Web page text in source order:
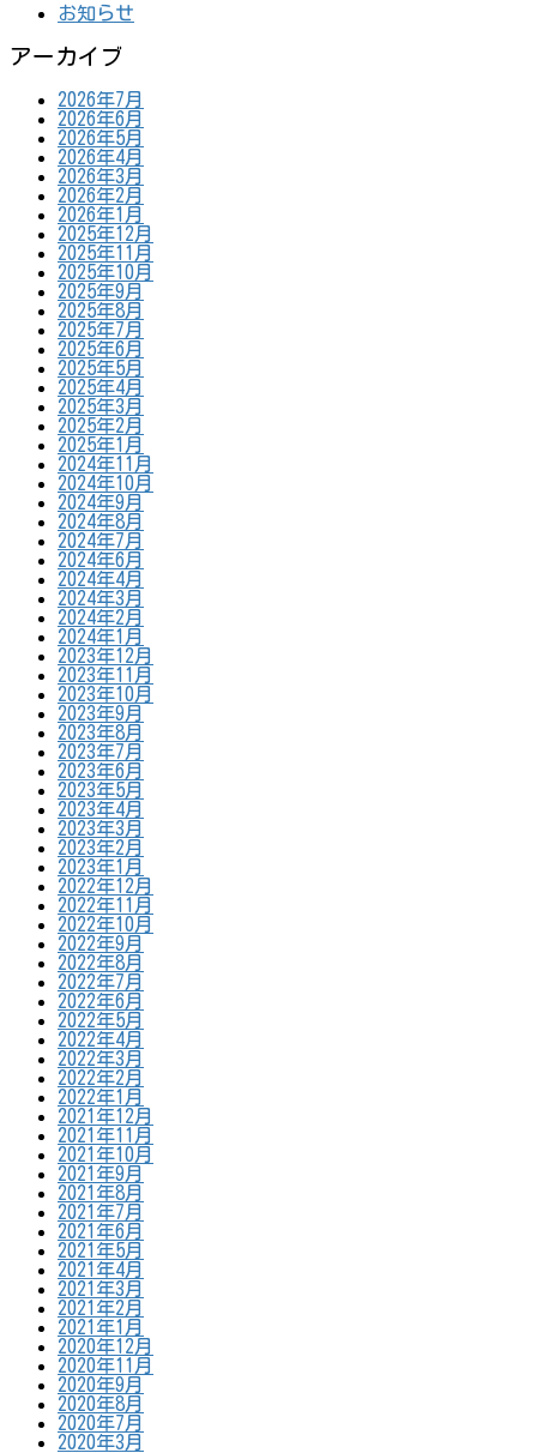
お知らせ
アーカイブ
2026年7月
2026年6月
2026年5月
2026年4月
2026年3月
2026年2月
2026年1月
2025年12月
2025年11月
2025年10月
2025年9月
2025年8月
2025年7月
2025年6月
2025年5月
2025年4月
2025年3月
2025年2月
2025年1月
2024年11月
2024年10月
2024年9月
2024年8月
2024年7月
2024年6月
2024年4月
2024年3月
2024年2月
2024年1月
2023年12月
2023年11月
2023年10月
2023年9月
2023年8月
2023年7月
2023年6月
2023年5月
2023年4月
2023年3月
2023年2月
2023年1月
2022年12月
2022年11月
2022年10月
2022年9月
2022年8月
2022年7月
2022年6月
2022年5月
2022年4月
2022年3月
2022年2月
2022年1月
2021年12月
2021年11月
2021年10月
2021年9月
2021年8月
2021年7月
2021年6月
2021年5月
2021年4月
2021年3月
2021年2月
2021年1月
2020年12月
2020年11月
2020年9月
2020年8月
2020年7月
2020年3月